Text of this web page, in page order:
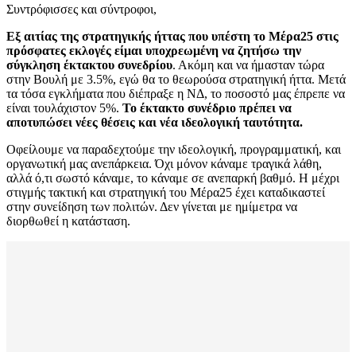
Συντρόφισσες και σύντροφοι,
Εξ αιτίας της στρατηγικής ήττας που υπέστη το Μέρα25 στις
πρόσφατες εκλογές είμαι υποχρεωμένη να ζητήσω την
σύγκληση έκτακτου συνεδρίου. Ακόμη και να ήμασταν τώρα
στην Βουλή με 3.5%, εγώ θα το θεωρούσα στρατηγική ήττα. Μετά
τα τόσα εγκλήματα που διέπραξε η ΝΔ, το ποσοστό μας έπρεπε να
είναι τουλάχιστον 5%. Το έκτακτο συνέδριο πρέπει να
αποτυπώσει νέες θέσεις και νέα ιδεολογική ταυτότητα.
Οφείλουμε να παραδεχτούμε την ιδεολογική, προγραμματική, και
οργανωτική μας ανεπάρκεια. Όχι μόνον κάναμε τραγικά λάθη,
αλλά ό,τι σωστό κάναμε, το κάναμε σε ανεπαρκή βαθμό. Η μέχρι
στιγμής τακτική και στρατηγική του Μέρα25 έχει καταδικαστεί
στην συνείδηση των πολιτών. Δεν γίνεται με ημίμετρα να
διορθωθεί η κατάσταση.